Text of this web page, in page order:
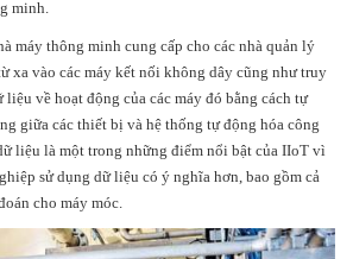
minh.
máy thông minh cung cấp cho các nhà quản lý
xa vào các máy kết nối không dây cũng như truy
về hoạt động của các máy đó bằng cách tự
giữa các thiết bị và hệ thống tự động hóa công
liệu là một trong những điểm nổi bật của IIoT vì
sử dụng dữ liệu có ý nghĩa hơn, bao gồm cả
cho máy móc.